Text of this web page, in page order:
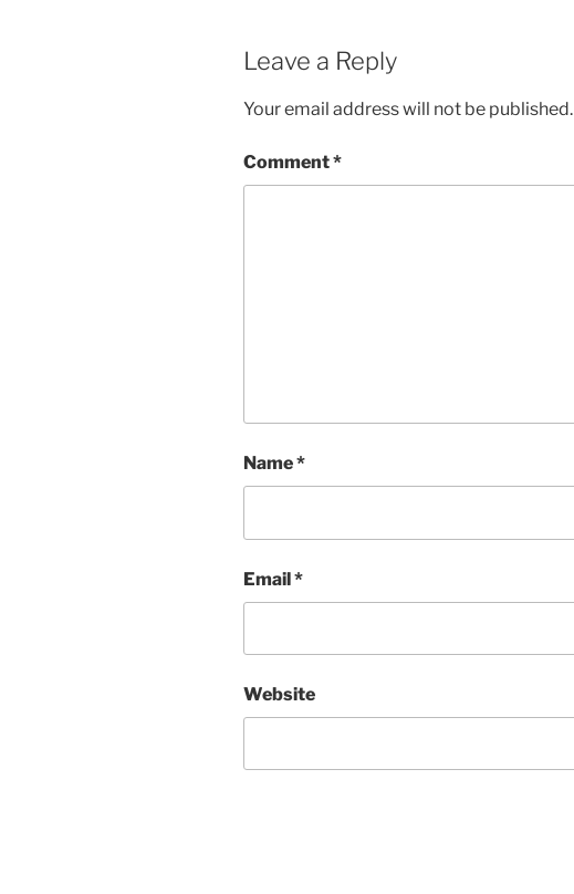
Leave a Reply
Your email address will not be published.
Comment*
Name*
Email*
Website